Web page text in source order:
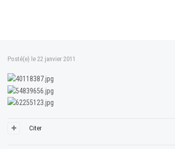
Posté(e) le 22 janvier 2011
Citer